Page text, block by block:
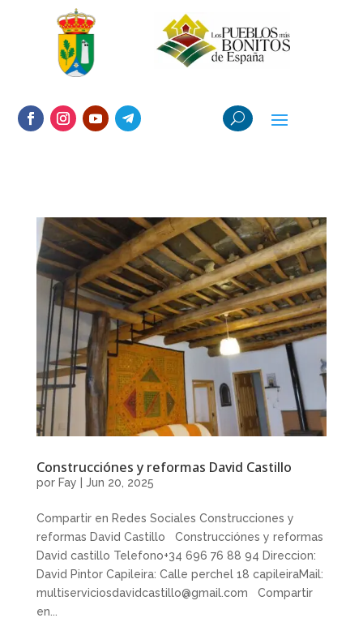
Construcciónes y reformas David Castillo
por Fay | Jun 20, 2025
Compartir en Redes Sociales Construcciones y
reformas David Castillo Construcciónes y reformas
David castillo Telefono+34 696 76 88 94 Direccion:
David Pintor Capileira: Calle perchel 18 capileiraMail:
multiserviciosdavidcastillo@gmail.com Compartir
en...